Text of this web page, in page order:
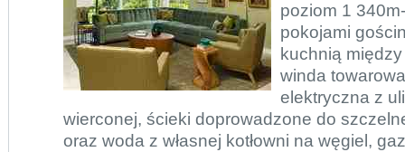
poziom 1
pokojami
kuchnią
winda
elektryczna z
wierconej, ścieki doprowadzone do
oraz woda z własnej kotłowni na węgiel,